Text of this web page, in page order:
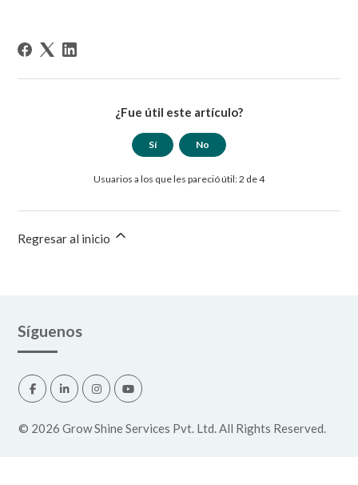
¿Fue útil este artículo?
Sí No
Usuarios a los que les pareció útil: 2 de 4
Regresar al inicio
Síguenos
© 2026 Grow Shine Services Pvt. Ltd.All Rights Reserved.